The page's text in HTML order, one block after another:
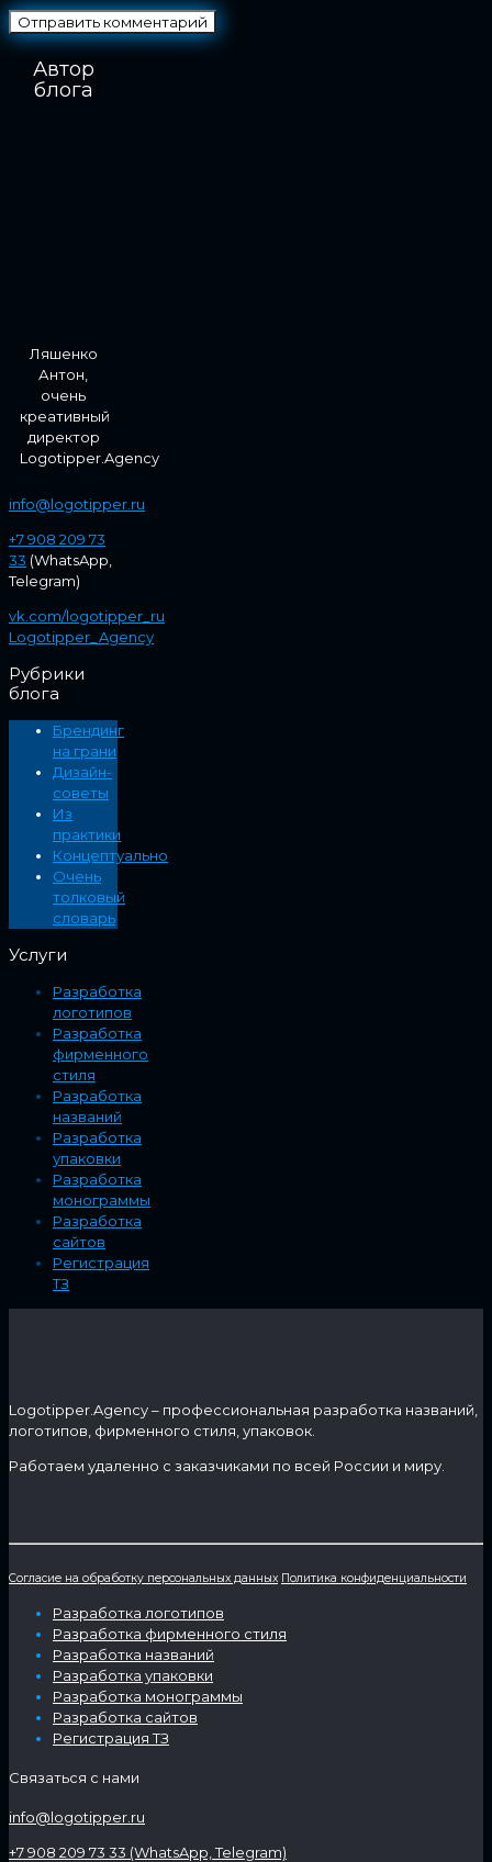
Автор
блога
Ляшенко
Антон,
очень
креативный
директор
Logotipper.Agency
info@logotipper.ru
+7 908 209 73
33 (WhatsApp,
Telegram)
vk.com/logotipper_ru
Logotipper_Agency
Рубрики
блога
Брендинг
на грани
Дизайн-
советы
Из
практики
Концептуально
Очень
толковый
словарь
Услуги
Разработка
логотипов
Разработка
фирменного
стиля
Разработка
названий
Разработка
упаковки
Разработка
монограммы
Разработка
сайтов
Регистрация
ТЗ
Logotipper.Agency – профессиональная разработка названий,
логотипов, фирменного стиля, упаковок.
Работаем удаленно с заказчиками по всей России и миру.
Согласие на обработку персональных данных Политика конфиденциальности
Разработка логотипов
Разработка фирменного стиля
Разработка названий
Разработка упаковки
Разработка монограммы
Разработка сайтов
Регистрация ТЗ
Связаться с нами
info@logotipper.ru
+7 908 209 73 33 (WhatsApp, Telegram)